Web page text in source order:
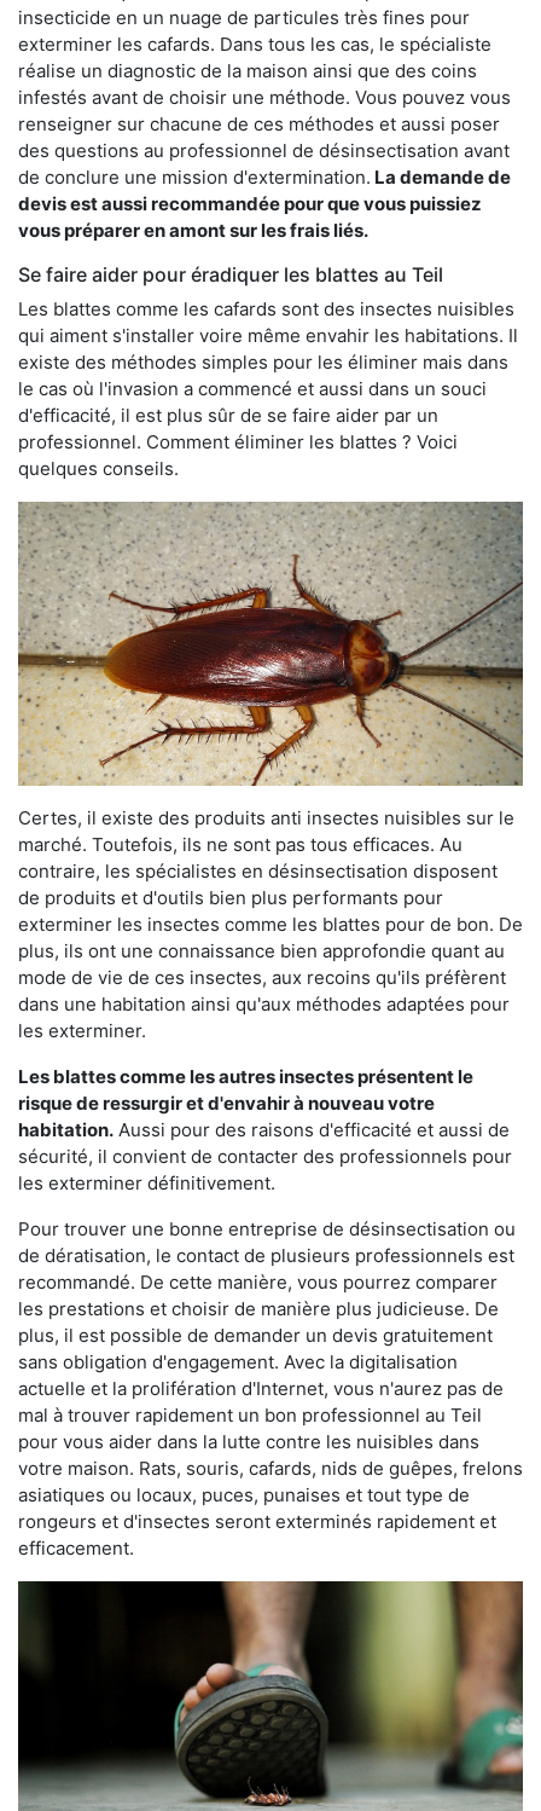
insecticide en un nuage de particules très fines pour
exterminer les cafards. Dans tous les cas, le spécialiste
réalise un diagnostic de la maison ainsi que des coins
infestés avant de choisir une méthode. Vous pouvez vous
renseigner sur chacune de ces méthodes et aussi poser
des questions au professionnel de désinsectisation avant
de conclure une mission d'extermination. La demande de
devis est aussi recommandée pour que vous puissiez
vous préparer en amont sur les frais liés.
Se faire aider pour éradiquer les blattes au Teil
Les blattes comme les cafards sont des insectes nuisibles
qui aiment s'installer voire même envahir les habitations. Il
existe des méthodes simples pour les éliminer mais dans
le cas où l'invasion a commencé et aussi dans un souci
d'efficacité, il est plus sûr de se faire aider par un
professionnel. Comment éliminer les blattes ? Voici
quelques conseils.
Certes, il existe des produits anti insectes nuisibles sur le
marché. Toutefois, ils ne sont pas tous efficaces. Au
contraire, les spécialistes en désinsectisation disposent
de produits et d'outils bien plus performants pour
exterminer les insectes comme les blattes pour de bon. De
plus, ils ont une connaissance bien approfondie quant au
mode de vie de ces insectes, aux recoins qu'ils préfèrent
dans une habitation ainsi qu'aux méthodes adaptées pour
les exterminer.
Les blattes comme les autres insectes présentent le
risque de ressurgir et d'envahir à nouveau votre
habitation. Aussi pour des raisons d'efficacité et aussi de
sécurité, il convient de contacter des professionnels pour
les exterminer définitivement.
Pour trouver une bonne entreprise de désinsectisation ou
de dératisation, le contact de plusieurs professionnels est
recommandé. De cette manière, vous pourrez comparer
les prestations et choisir de manière plus judicieuse. De
plus, il est possible de demander un devis gratuitement
sans obligation d'engagement. Avec la digitalisation
actuelle et la prolifération d'Internet, vous n'aurez pas de
mal à trouver rapidement un bon professionnel au Teil
pour vous aider dans la lutte contre les nuisibles dans
votre maison. Rats, souris, cafards, nids de guêpes, frelons
asiatiques ou locaux, puces, punaises et tout type de
rongeurs et d'insectes seront exterminés rapidement et
efficacement.